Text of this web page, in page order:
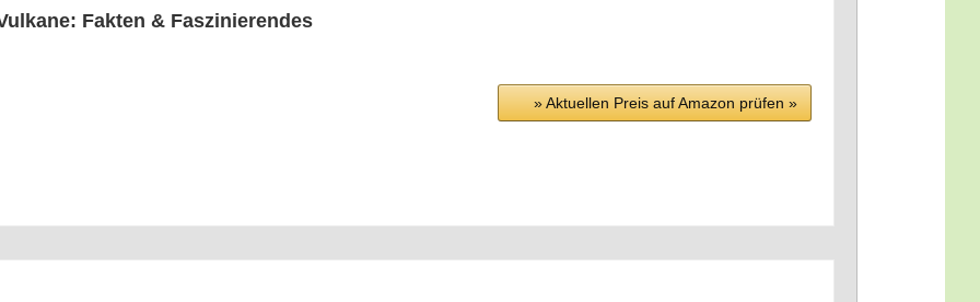
Fak­ten & Faszinierendes
» Aktu­el­len Preis auf Ama­zon prü­fen »